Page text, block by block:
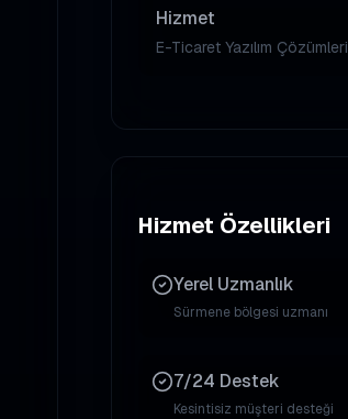
Hizmet
E-Ticaret Yazılım Çözümleri
Hizmet Özellikleri
Yerel Uzmanlık
Sürmenebölgesi uzmanı
7/24 Destek
Kesintisiz müşteri desteği